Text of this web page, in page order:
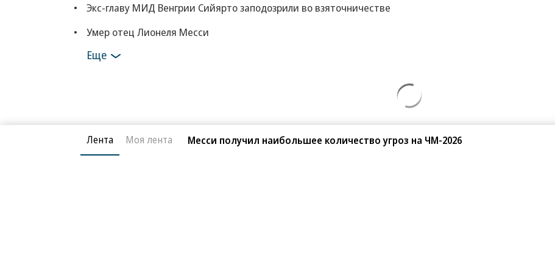
Экс-главу МИД Венгрии Сийярто заподозрили во взяточничестве
Умер отец Лионеля Месси
Еще
Лента Моя лента Месси получил наибольшее количество угроз на ЧМ-2026